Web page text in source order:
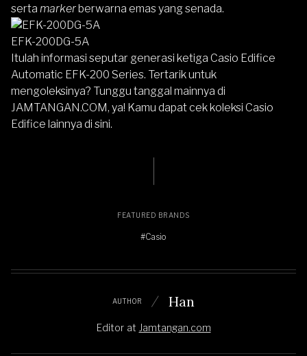
serta markerberwarna emas yang senada.
EFK-200DG-5A
Itulah informasi seputar generasi ketiga Casio Edifice
Automatic EFK-200 Series. Tertarik untuk
mengoleksinya? Tunggu tanggal mainnya di
JAMTANGAN.COM, ya! Kamu dapatcek koleksi Casio
Edifice lainnya di sini.
FEATURED BRANDS
#Casio
AUTHOR Han
Editor at Jamtangan.com